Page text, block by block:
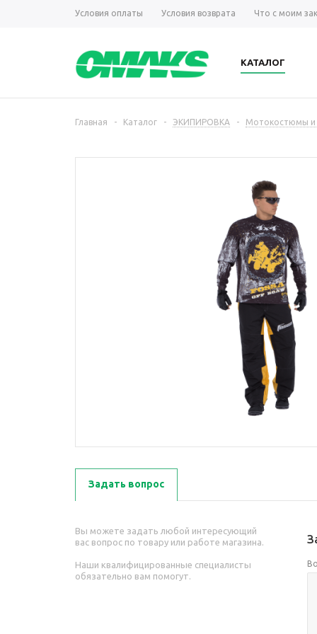
Условия оплаты Условия возврата Что с моим
КАТАЛОГ
Главная - Каталог - ЭКИПИРОВКА - Мотокостюмы и
Задать вопрос
Вы можете задать любой интересующий
вас вопрос по товару или работе магазина.
Наши квалифицированные специалисты
обязательно вам помогут.